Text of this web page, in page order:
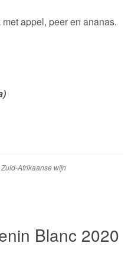
appel, peer en ananas.
Zuid-Afrikaanse wijn
Blanc 2020